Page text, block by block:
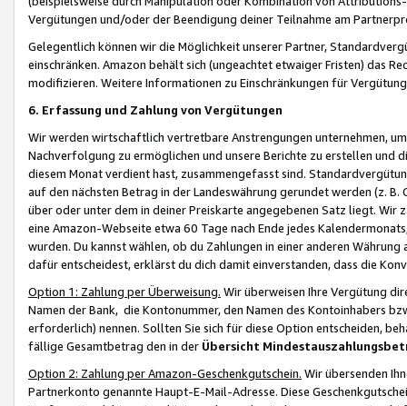
Vergütungen und/oder der Beendigung deiner Teilnahme am
Gelegentlich können wir die Möglichkeit unserer Partner,
einschränken. Amazon behält sich (ungeachtet etwaiger Fristen) das
modifizieren. Weitere Informationen zu Einschränkungen für
6. Erfassung und Zahlung von Vergütungen
Wir werden wirtschaftlich vertretbare Anstrengungen unternehmen,
Nachverfolgung zu ermöglichen und unsere Berichte zu erstellen und
diesem Monat verdient hast, zusammengefasst sind.
auf den nächsten Betrag in der Landeswährung gerundet werden (z.
über oder unter dem in deiner Preiskarte angegebenen Satz liegt.
eine Amazon-Webseite etwa 60 Tage nach Ende jedes
wurden. Du kannst wählen, ob du Zahlungen in einer anderen
dafür entscheidest, erklärst du dich damit einverstanden, dass die
Option 1: Zahlung per Überweisung. Wir überweisen Ihre Vergütung
Namen der Bank, die Kontonummer, den Namen des Kontoinhabers
erforderlich) nennen. Sollten Sie sich für diese Option entscheiden,
fällige Gesamtbetrag den in der Übersicht
Option 2: Zahlung per Amazon-Geschenkgutschein. Wir übersenden
Partnerkonto genannte Haupt-E-Mail-Adresse. Diese